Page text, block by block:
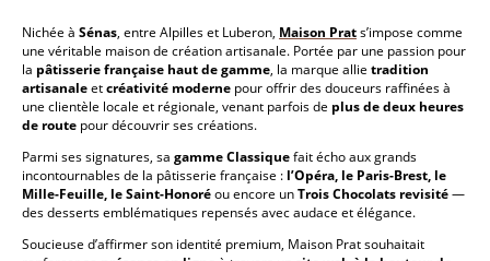
Nichée à Sénas, entre Alpilles et Luberon, Maison Prats’impose comme
une véritable maison de création artisanale. Portée par une passion pour
la pâtisserie française haut de gamme, la marque allie tradition
artisanaleetcréativité moderne pour offrir des douceurs raffinées à
une clientèle locale et régionale, venant parfois de plus de deux heures
de route pour découvrir ses créations.
Parmi ses signatures, sa gamme Classiquefait écho aux grands
incontournables de la pâtisserie française : l’Opéra, le Paris-Brest, le
Mille-Feuille, le Saint-Honoréou encore unTrois Chocolats revisité—
des desserts emblématiques repensés avec audace et élégance.
Soucieuse d’affirmer son identité premium, Maison Prat souhaitait